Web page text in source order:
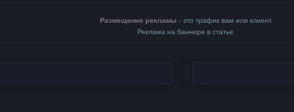
Размещение рекламы - это трафик вам или клиент.
Реклама на баннере в статье.